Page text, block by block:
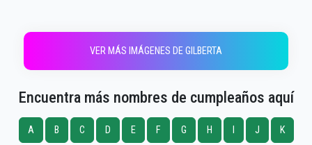
VER MÁS IMÁGENES DE GILBERTA
Encuentra más nombres de cumpleaños aquí
A B C D E F G H J K